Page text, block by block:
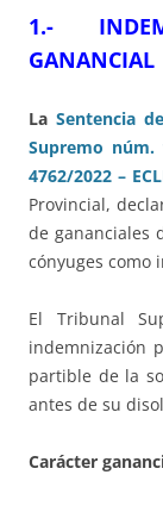
1.-
GANANCIAL
La Sentencia
Supremo núm.
4762/2022 –
Provincial,
de gananciales
cónyuges como
El Tribunal
indemnización
partible de la
antes de su
Carácter